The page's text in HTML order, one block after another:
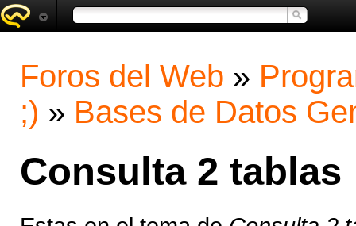
Foros del Web »
;) » Bases de Datos
Consulta 2 tablas